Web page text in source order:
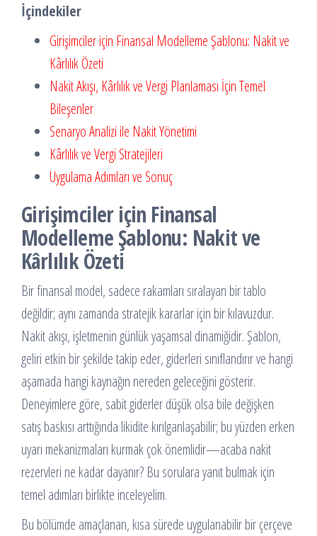
İçindekiler
Girişimciler için Finansal Modelleme Şablonu: Nakit ve
Kârlılık Özeti
Nakit Akışı, Kârlılık ve Vergi Planlaması İçin Temel
Bileşenler
Senaryo Analizi ile Nakit Yönetimi
Kârlılık ve Vergi Stratejileri
Uygulama Adımları ve Sonuç
Girişimciler için Finansal
Modelleme Şablonu: Nakit ve
Kârlılık Özeti
Bir finansal model, sadece rakamları sıralayan bir tablo
değildir; aynı zamanda stratejik kararlar için bir kılavuzdur.
Nakit akışı, işletmenin günlük yaşamsal dinamiğidir. Şablon,
geliri etkin bir şekilde takip eder, giderleri sınıflandırır ve hangi
aşamada hangi kaynağın nereden geleceğini gösterir.
Deneyimlere göre, sabit giderler düşük olsa bile değişken
satış baskısı arttığında likidite kırılganlaşabilir; bu yüzden erken
uyarı mekanizmaları kurmak çok önemlidir—acaba nakit
rezervleri ne kadar dayanır? Bu sorulara yanıt bulmak için
temel adımları birlikte inceleyelim.
Bu bölümde amaçlanan, kısa sürede uygulanabilir bir çerçeve